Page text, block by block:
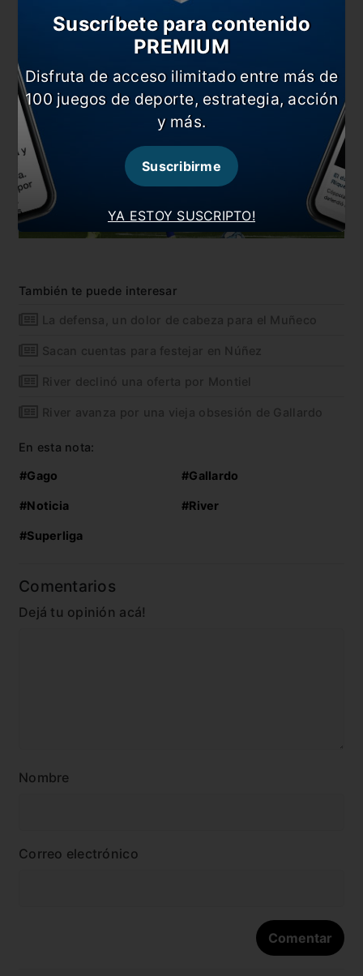
un abrazo y ojalá que tenga la fortaleza anímica
para pasar este duro momento”, cerró.
También te puede interesar
La defensa, un dolor de cabeza para el Muñeco
Sacan cuentas para festejar en Núñez
River declinó una oferta por Montiel
River avanza por una vieja obsesión de Gallardo
En esta nota:
#Gago #Gallardo
#Noticia #River
#Superliga
Comentarios
Dejá tu opinión acá!
Nombre
Correo electrónico
YA ESTOY SUSCRIPTO!
Suscríbete para contenido
PREMIUM
Disfruta de acceso ilimitado entre más de
100 juegos de deporte, estrategia, acción
y más.
Suscribirme